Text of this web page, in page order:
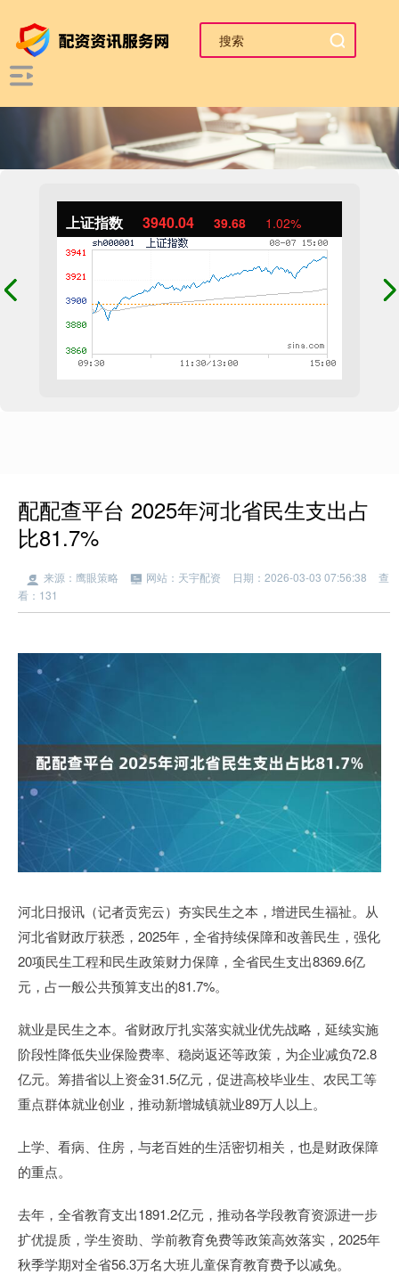
上证指数 3940.04 39.68 1.02%
配配查平台 2025年河北省民生支出占
比81.7%
来源：鹰眼策略 网站：天宇配资 日期：2026-03-03 07:56:38
查
看：131
河北日报讯（记者贡宪云）夯实民生之本，增进民生福祉。从
河北省财政厅获悉，2025年，全省持续保障和改善民生，强化
20项民生工程和民生政策财力保障，全省民生支出8369.6亿
元，占一般公共预算支出的81.7%。
就业是民生之本。省财政厅扎实落实就业优先战略，延续实施
阶段性降低失业保险费率、稳岗返还等政策，为企业减负72.8
亿元。筹措省以上资金31.5亿元，促进高校毕业生、农民工等
重点群体就业创业，推动新增城镇就业89万人以上。
上学、看病、住房，与老百姓的生活密切相关，也是财政保障
的重点。
去年，全省教育支出1891.2亿元，推动各学段教育资源进一步
扩优提质，学生资助、学前教育免费等政策高效落实，2025年
秋季学期对全省56.3万名大班儿童保育教育费予以减免。